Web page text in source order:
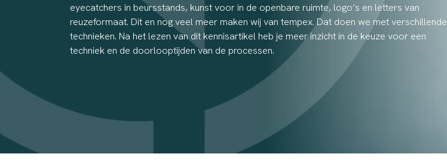
eyecatchers in beursstands, kunst voor in de openbare ruimte, logo’s en letters van
reuzeformaat. Dit en nog veel meer maken wij van tempex. Dat doen we met verschillende
technieken. Na het lezen van dit kennisartikel heb je meer inzicht in de keuze voor een
techniek en de doorlooptijden van de processen.